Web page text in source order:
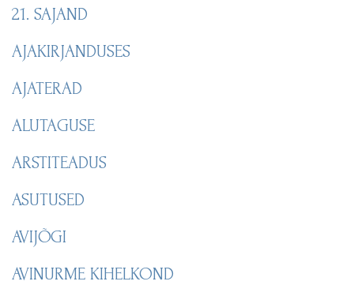
21. SAJAND
AJAKIRJANDUSES
AJATERAD
ALUTAGUSE
ARSTITEADUS
ASUTUSED
AVIJÕGI
AVINURME KIHELKOND